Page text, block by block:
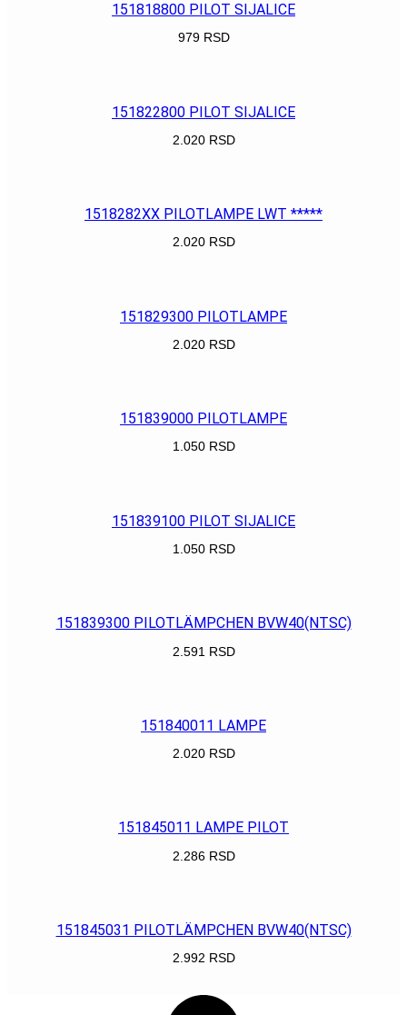
151818800 PILOT SIJALICE
979 RSD
151822800 PILOT SIJALICE
2.020 RSD
1518282XX PILOTLAMPE LWT *****
2.020 RSD
151829300 PILOTLAMPE
2.020 RSD
151839000 PILOTLAMPE
1.050 RSD
151839100 PILOT SIJALICE
1.050 RSD
151839300 PILOTLÄMPCHEN BVW40(NTSC)
2.591 RSD
151840011 LAMPE
2.020 RSD
151845011 LAMPE PILOT
2.286 RSD
151845031 PILOTLÄMPCHEN BVW40(NTSC)
2.992 RSD